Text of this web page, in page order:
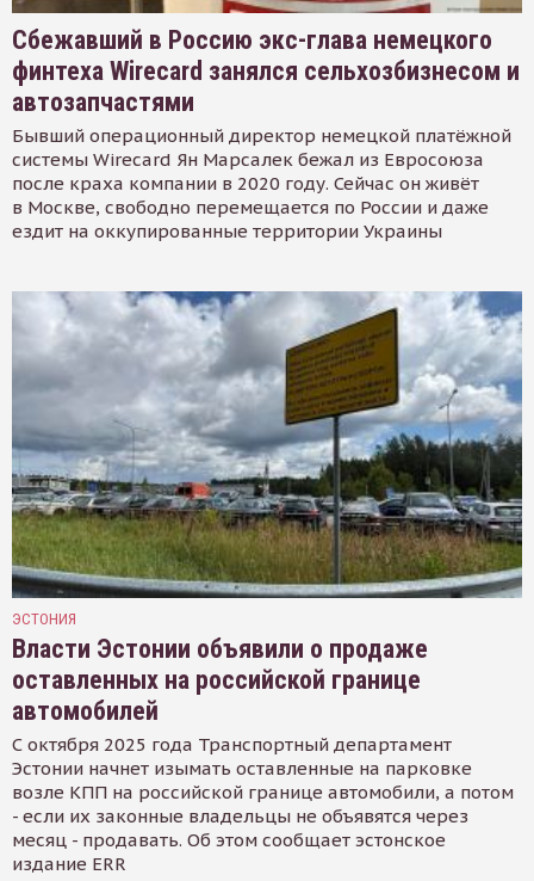
Сбежавший в Россию экс-глава немецкого
финтеха Wirecard занялся сельхозбизнесом и
автозапчастями
Бывший операционный директор немецкой платёжной
системы Wirecard Ян Марсалек бежал из Евросоюза
после краха компании в 2020 году. Сейчас он живёт
в Москве, свободно перемещается по России и даже
ездит на оккупированные территории Украины
ЭСТОНИЯ
Власти Эстонии объявили о продаже
оставленных на российской границе
автомобилей
С октября 2025 года Транспортный департамент
Эстонии начнет изымать оставленные на парковке
возле КПП на российской границе автомобили, а потом
- если их законные владельцы не объявятся через
месяц - продавать. Об этом сообщает эстонское
издание ERR